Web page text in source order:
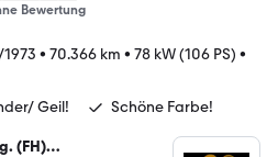
Bewertung
1973 • 70.366 km • 78 kW (106 PS) •
Geil! Schöne Farbe!
(FH)